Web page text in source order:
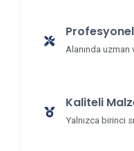
Alanında
Kaliteli
Yalnızca birinci